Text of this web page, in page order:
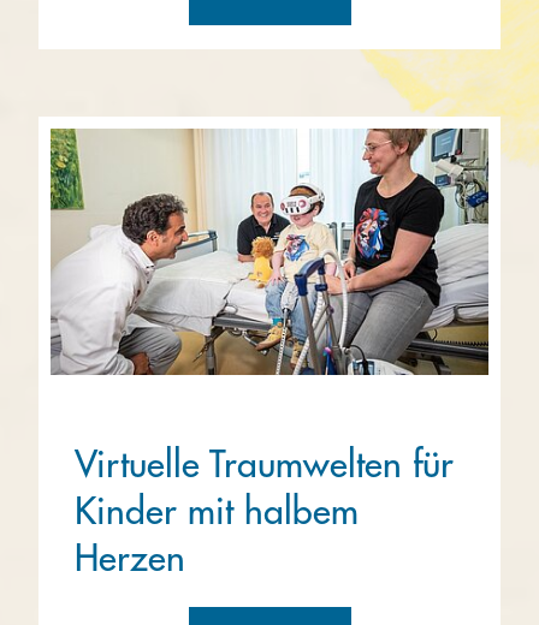
Virtuelle Traumwelten für
Kinder mit halbem
Herzen